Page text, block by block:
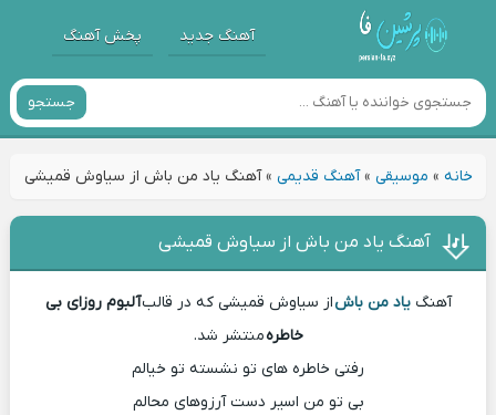
آهنگ جدید پخش آهنگ
جستجو
خانه» موسیقی»آهنگ قدیمی»آهنگ یاد من باش از سیاوش قمیشی
آهنگ یاد من باش از سیاوش قمیشی
آهنگیاد من باشاز سیاوش قمیشی که در قالبآلبوم روزای بی
خاطرهمنتشر شد.
رفتی خاطره های تو نشسته تو خیالم
بی تو من اسیر دست آرزوهای محالم